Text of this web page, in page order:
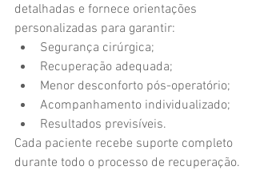
detalhadas e fornece orientações
personalizadas para garantir:
Segurança cirúrgica;
Recuperação adequada;
Menor desconforto pós-operatório;
Acompanhamento individualizado;
Resultados previsíveis.
Cada paciente recebe suporte completo
durante todo o processo de recuperação.